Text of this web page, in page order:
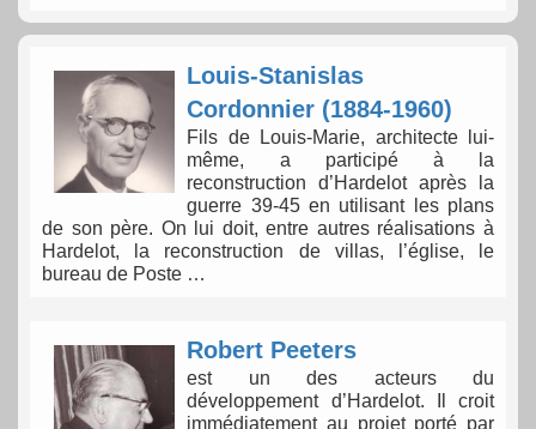
Louis-Stanislas
Cordonnier (1884-1960)
Fils de Louis-Marie, architecte lui-
même, a participé à la
reconstruction d’Hardelot après la
guerre 39-45 en utilisant les plans
de son père. On lui doit, entre autres réalisations à
Hardelot, la reconstruction de villas, l’église, le
bureau de Poste …
Robert Peeters
est un des acteurs du
développement d’Hardelot. Il croit
immédiatement au projet porté par